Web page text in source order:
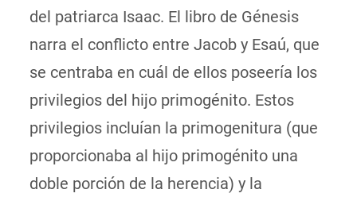
del patriarca Isaac. El libro de Génesis
narra el conflicto entre Jacob y Esaú, que
se centraba en cuál de ellos poseería los
privilegios del hijo primogénito. Estos
privilegios incluían la primogenitura (que
proporcionaba al hijo primogénito una
doble porción de la herencia) y la